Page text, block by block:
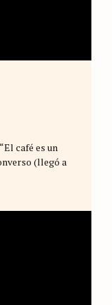
café es un
(llegó a